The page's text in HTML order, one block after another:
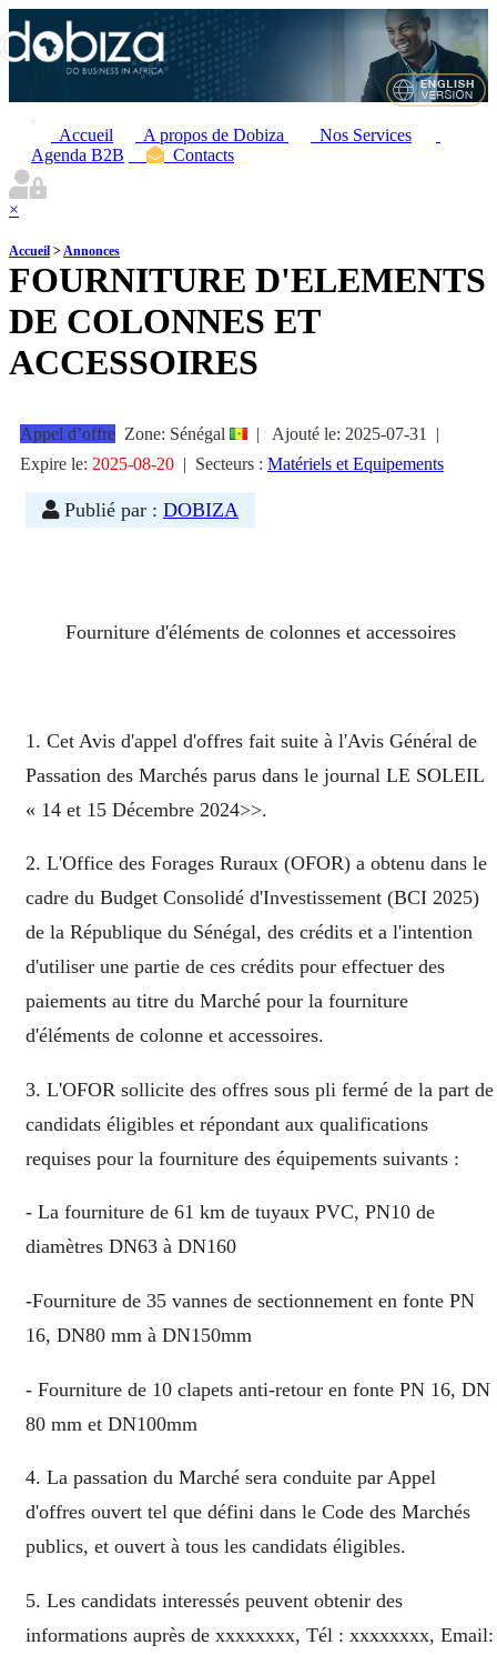
Accueil A propos de Dobiza
Nos Services
Agenda B2B
Contacts
×
Accueil >Annonces
FOURNITURE D'ELEMENTS
DE COLONNES ET
ACCESSOIRES
Appel d’offre Zone: Sénégal | Ajouté le: 2025-07-31
|
Expire le: 2025-08-20 | Secteurs : Matériels et Equipements
Publié par : DOBIZA
Fourniture d'éléments de colonnes et accessoires
1. Cet Avis d'appel d'offres fait suite à l'Avis Général de
Passation des Marchés parus dans le journal LE SOLEIL
« 14 et 15 Décembre 2024>>.
2. L'Office des Forages Ruraux (OFOR) a obtenu dans le
cadre du Budget Consolidé d'Investissement (BCI 2025)
de la République du Sénégal, des crédits et a l'intention
d'utiliser une partie de ces crédits pour effectuer des
paiements au titre du Marché pour la fourniture
d'éléments de colonne et accessoires.
3. L'OFOR sollicite des offres sous pli fermé de la part de
candidats éligibles et répondant aux qualifications
requises pour la fourniture des équipements suivants :
- La fourniture de 61 km de tuyaux PVC, PN10 de
diamètres DN63 à DN160
-Fourniture de 35 vannes de sectionnement en fonte PN
16, DN80 mm à DN150mm
- Fourniture de 10 clapets anti-retour en fonte PN 16, DN
80 mm et DN100mm
4. La passation du Marché sera conduite par Appel
d'offres ouvert tel que défini dans le Code des Marchés
publics, et ouvert à tous les candidats éligibles.
5. Les candidats interessés peuvent obtenir des
informations auprès de xxxxxxxx, Tél : xxxxxxxx, Email: